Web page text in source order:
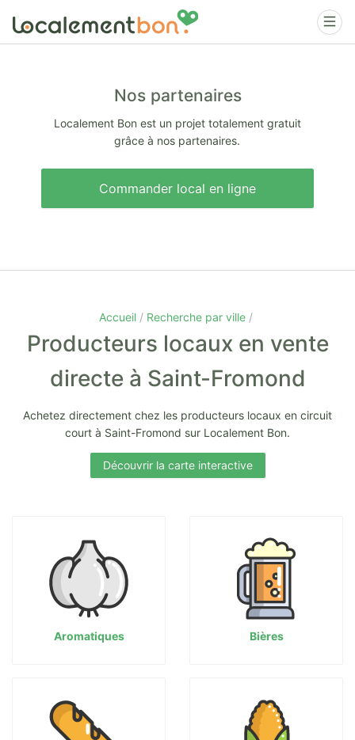
Nos partenaires
Localement Bon est un projet totalement gratuit
grâce à nos partenaires.
Commander local en ligne
Accueil Recherche par ville
Producteurs locaux en vente
directe à Saint-Fromond
Achetez directement chez les producteurs locaux en circuit
court à Saint-Fromond sur Localement Bon.
Découvrir la carte interactive
Aromatiques Bières